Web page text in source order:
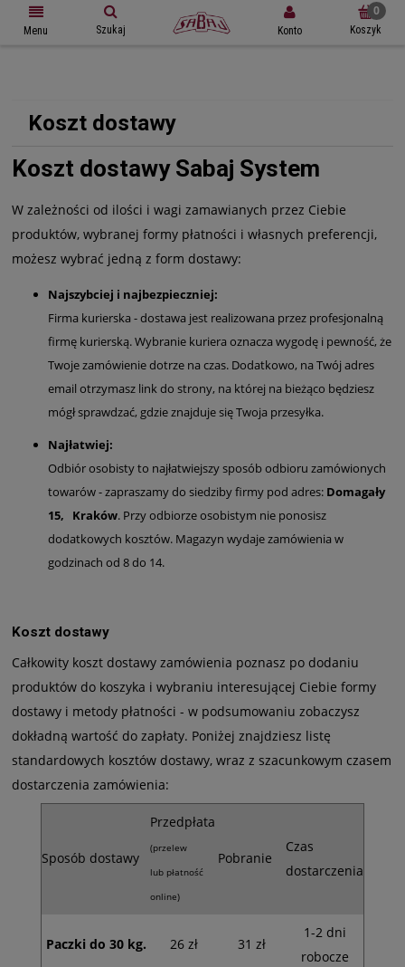
Menu Szukaj Konto Koszyk
Koszt dostawy
Koszt dostawy Sabaj System
W zależności od ilości i wagi zamawianych przez Ciebie
produktów, wybranej formy płatności i własnych preferencji,
możesz wybrać jedną z form dostawy:
Najszybciej i najbezpieczniej:
Firma kurierska - dostawa jest realizowana przez profesjonalną
firmę kurierską. Wybranie kuriera oznacza wygodę i pewność, że
Twoje zamówienie dotrze na czas. Dodatkowo, na Twój adres
email otrzymasz link do strony, na której na bieżąco będziesz
mógł sprawdzać, gdzie znajduje się Twoja przesyłka.
Najłatwiej:
Odbiór osobisty ­to najłatwiejszy sposób odbioru zamówionych
towarów - zapraszamy do siedziby firmy pod adres: Domagały
15, Kraków. Przy odbiorze osobistym nie ponosisz
dodatkowych kosztów. Magazyn wydaje zamówienia w
godzinach od 8 do 14.
Koszt dostawy
Całkowity koszt dostawy zamówienia poznasz po dodaniu
produktów do koszyka i wybraniu interesującej Ciebie formy
dostawy i metody płatności - w podsumowaniu zobaczysz
dokładną wartość do zapłaty. Poniżej znajdziesz listę
standardowych kosztów dostawy, wraz z szacunkowym czasem
dostarczenia zamówienia:
Sposób dostawy
Przedpłata
(przelew
lub płatność
online)
Pobranie
Czas
dostarczenia
Paczki do 30 kg. 26 zł 31 zł
1-2 dni
robocze